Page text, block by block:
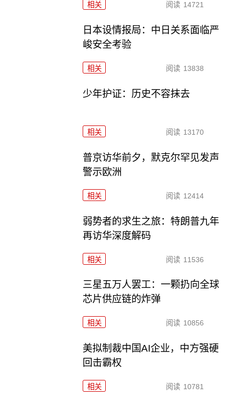
相关 阅读 14721
日本设情报局：中日关系面临严
峻安全考验
相关 阅读 13838
少年护证：历史不容抹去
相关 阅读 13170
普京访华前夕，默克尔罕见发声
警示欧洲
相关 阅读 12414
弱势者的求生之旅：特朗普九年
再访华深度解码
相关 阅读 11536
三星五万人罢工：一颗扔向全球
芯片供应链的炸弹
相关 阅读 10856
美拟制裁中国AI企业，中方强硬
回击霸权
相关 阅读 10781